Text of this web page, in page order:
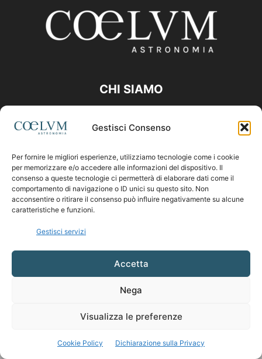
Gestisci Consenso
Per fornire le migliori esperienze, utilizziamo tecnologie come i cookie
per memorizzare e/o accedere alle informazioni del dispositivo. Il
consenso a queste tecnologie ci permetterà di elaborare dati come il
comportamento di navigazione o ID unici su questo sito. Non
acconsentire o ritirare il consenso può influire negativamente su alcune
caratteristiche e funzioni.
Gestisci servizi
Accetta
Nega
Visualizza le preferenze
Cookie Policy Dichiarazione sulla Privacy
CHI SIAMO
Contattaci:coelumastro@coelum.com
SEGUICI